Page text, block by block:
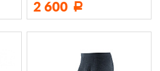
2 600 Р